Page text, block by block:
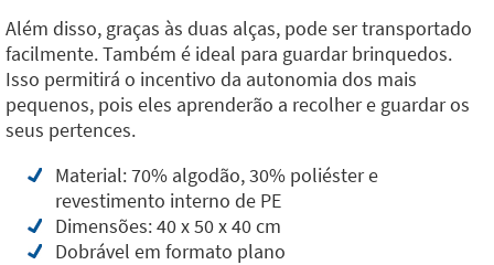
Além disso, graças às duas alças, pode ser transportado
facilmente. Também é ideal para guardar brinquedos.
Isso permitirá o incentivo da autonomia dos mais
pequenos, pois eles aprenderão a recolher e guardar os
seus pertences.
Material: 70% algodão, 30% poliéster e
revestimento interno de PE
Dimensões: 40 x 50 x 40 cm
Dobrável em formato plano